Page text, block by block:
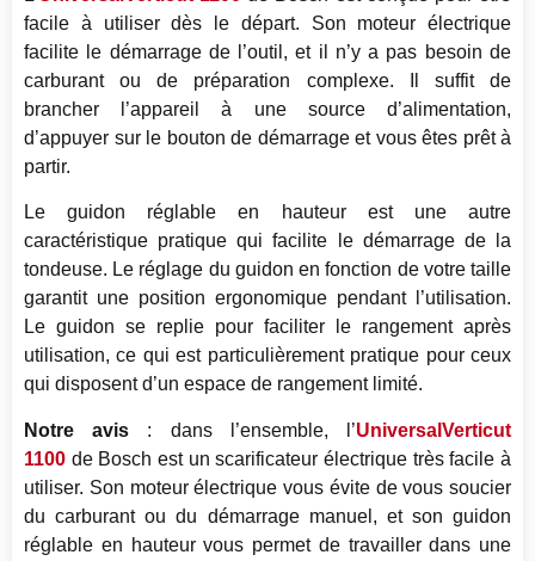
facile à utiliser dès le départ. Son moteur électrique
facilite le démarrage de l’outil, et il n’y a pas besoin de
carburant ou de préparation complexe. Il suffit de
brancher l’appareil à une source d’alimentation,
d’appuyer sur le bouton de démarrage et vous êtes prêt à
partir.
Le guidon réglable en hauteur est une autre
caractéristique pratique qui facilite le démarrage de la
tondeuse. Le réglage du guidon en fonction de votre taille
garantit une position ergonomique pendant l’utilisation.
Le guidon se replie pour faciliter le rangement après
utilisation, ce qui est particulièrement pratique pour ceux
qui disposent d’un espace de rangement limité.
Notre avis : dans l’ensemble, l’UniversalVerticut
1100 de Bosch est un scarificateur électrique très facile à
utiliser. Son moteur électrique vous évite de vous soucier
du carburant ou du démarrage manuel, et son guidon
réglable en hauteur vous permet de travailler dans une